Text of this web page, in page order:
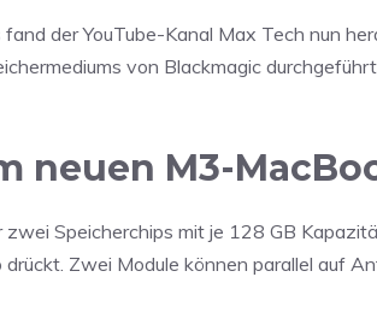
der YouTube-Kanal Max Tech nun
von Blackmagic
neuen M3-
Speicherchips mit je 128 GB
Zwei Module können parallel auf